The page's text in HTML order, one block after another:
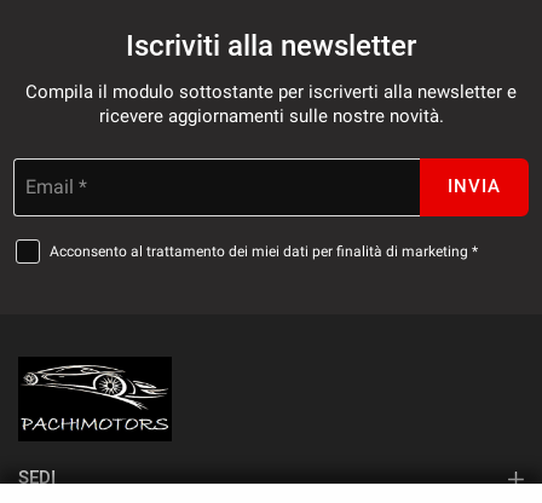
Iscriviti alla newsletter
Compila il modulo sottostante per iscriverti alla newsletter e
ricevere aggiornamenti sulle nostre novità.
Email * INVIA
Acconsento al trattamento dei miei dati per finalità di marketing *
SEDI